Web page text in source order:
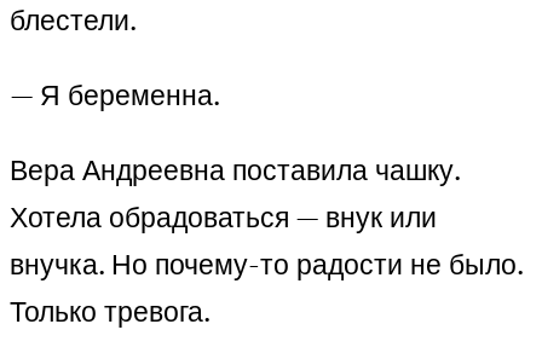
блестели.
— Я беременна.
Вера Андреевна поставила чашку.
Хотела обрадоваться — внук или
внучка. Но почему-то радости не было.
Только тревога.